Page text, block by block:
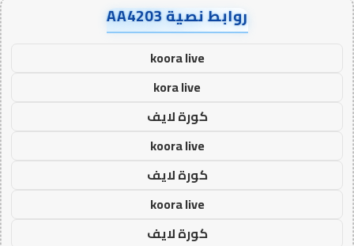
روابط نصية AA4203
koora live
kora live
كورة لايف
koora live
كورة لايف
koora live
كورة لايف